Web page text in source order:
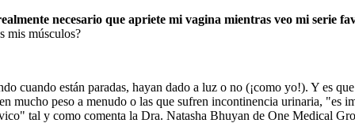
necesario que apriete mi vagina mientras veo mi serie
mis músculos?
cuando están paradas, hayan dado a luz o no (¡como yo!). Y es
mucho peso a menudo o las que sufren incontinencia urinaria, "es
tal y como comenta la Dra. Natasha Bhuyan de One Medical